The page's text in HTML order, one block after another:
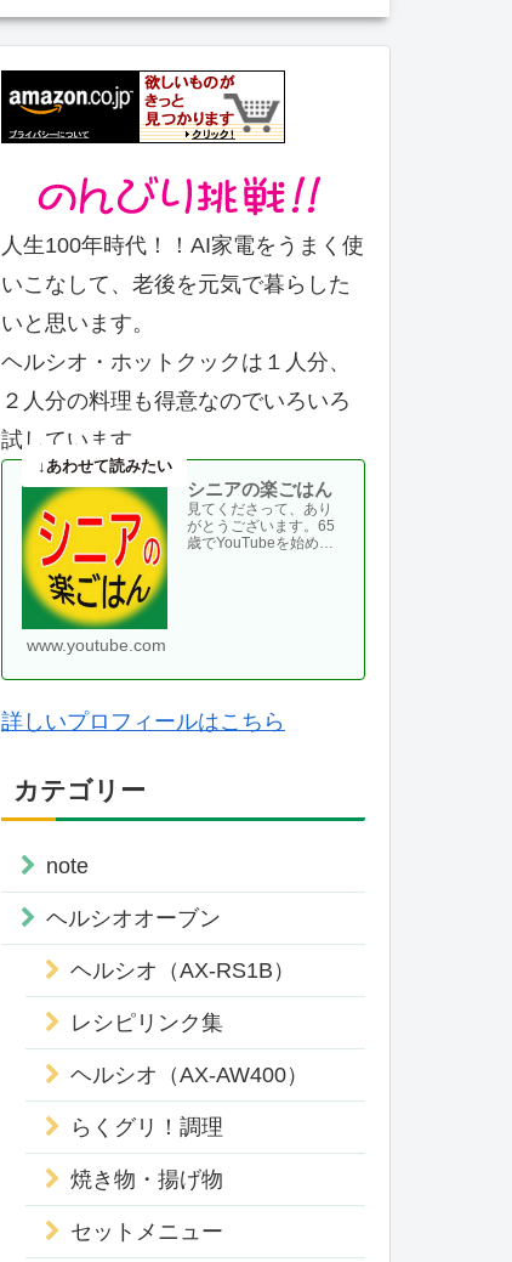
人生100年時代！！AI家電をうまく使
いこなして、老後を元気で暮らした
いと思います。
ヘルシオ・ホットクックは１人分、
２人分の料理も得意なのでいろいろ
試しています。
シニアの楽ごはん
見てくださって、あり
がとうございます。65
歳でYouTubeを始め
www.youtube.com
詳しいプロフィールはこちら
カテゴリー
note
ヘルシオオーブン
ヘルシオ（AX-RS1B）
レシピリンク集
ヘルシオ（AX-AW400）
らくグリ！調理
焼き物・揚げ物
セットメニュー